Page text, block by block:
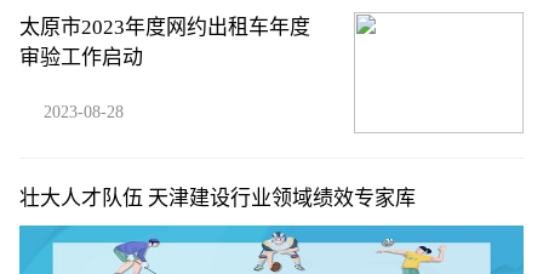
太原市2023年度网约出租车年度
审验工作启动
2023-08-28
壮大人才队伍 天津建设行业领域绩效专家库